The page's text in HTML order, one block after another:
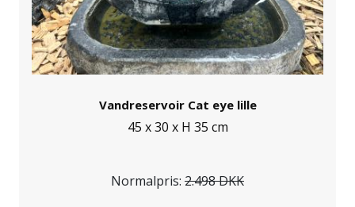
Vandreservoir Cat eye lille
45 x 30 x H 35 cm
Normalpris: 2.498 DKK